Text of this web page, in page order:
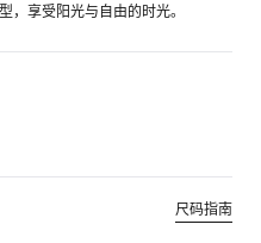
享受阳光与自由的时光。
尺码指南